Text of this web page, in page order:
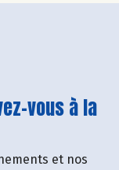
vous à la
et nos